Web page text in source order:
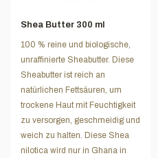
Shea Butter 300 ml
100 % reine und biologische,
unraffinierte Sheabutter. Diese
Sheabutter ist reich an
natürlichen Fettsäuren, um
trockene Haut mit Feuchtigkeit
zu versorgen, geschmeidig und
weich zu halten. Diese Shea
nilotica wird nur in Ghana in